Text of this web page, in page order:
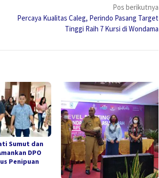
Pos berikutnya
Percaya Kualitas Caleg, Perindo Pasang Target
Tinggi Raih 7 Kursi di Wondama
Sumut dan
DPO
Penipuan